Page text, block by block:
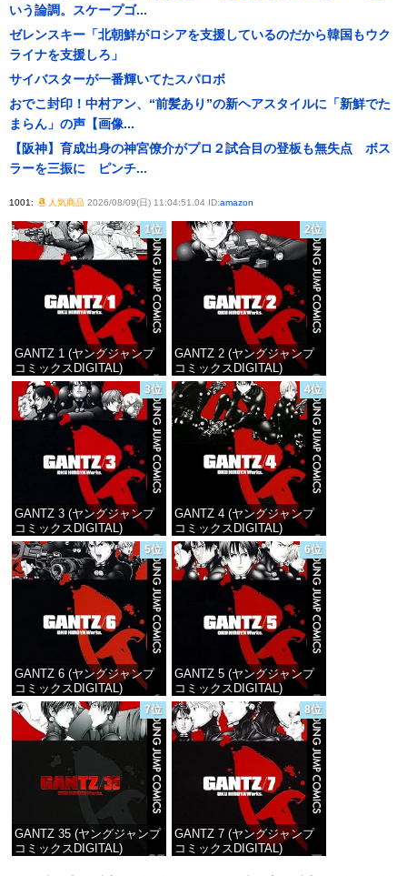
いう論調。スケープゴ...
ゼレンスキー「北朝鮮がロシアを支援しているのだから韓国もウク
ライナを支援しろ」
サイバスターが一番輝いてたスパロボ
おでこ封印！中村アン、“前髪あり”の新ヘアスタイルに「新鮮でた
まらん」の声【画像...
【阪神】育成出身の神宮僚介がプロ２試合目の登板も無失点 ボス
ラーを三振に ピンチ...
1001: 人気商品2026/08/09(日) 11:04:51.04 ID:amazon
1位
GANTZ 1 (ヤングジャンプ
コミックスDIGITAL)
価格：¥100
2位
GANTZ 2 (ヤングジャンプ
コミックスDIGITAL)
価格：¥100
3位
GANTZ 3 (ヤングジャンプ
コミックスDIGITAL)
価格：¥100
4位
GANTZ 4 (ヤングジャンプ
コミックスDIGITAL)
価格：¥100
5位
GANTZ 6 (ヤングジャンプ
コミックスDIGITAL)
価格：¥100
6位
GANTZ 5 (ヤングジャンプ
コミックスDIGITAL)
価格：¥100
7位
GANTZ 35 (ヤングジャンプ
コミックスDIGITAL)
8位
GANTZ 7 (ヤングジャンプ
コミックスDIGITAL)